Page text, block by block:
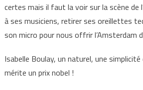
certes mais il faut la voir sur la scène de
à ses musiciens, retirer ses oreillettes
son micro pour nous offrir l’Amsterdam
Isabelle Boulay, un naturel, une
mérite un prix nobel !